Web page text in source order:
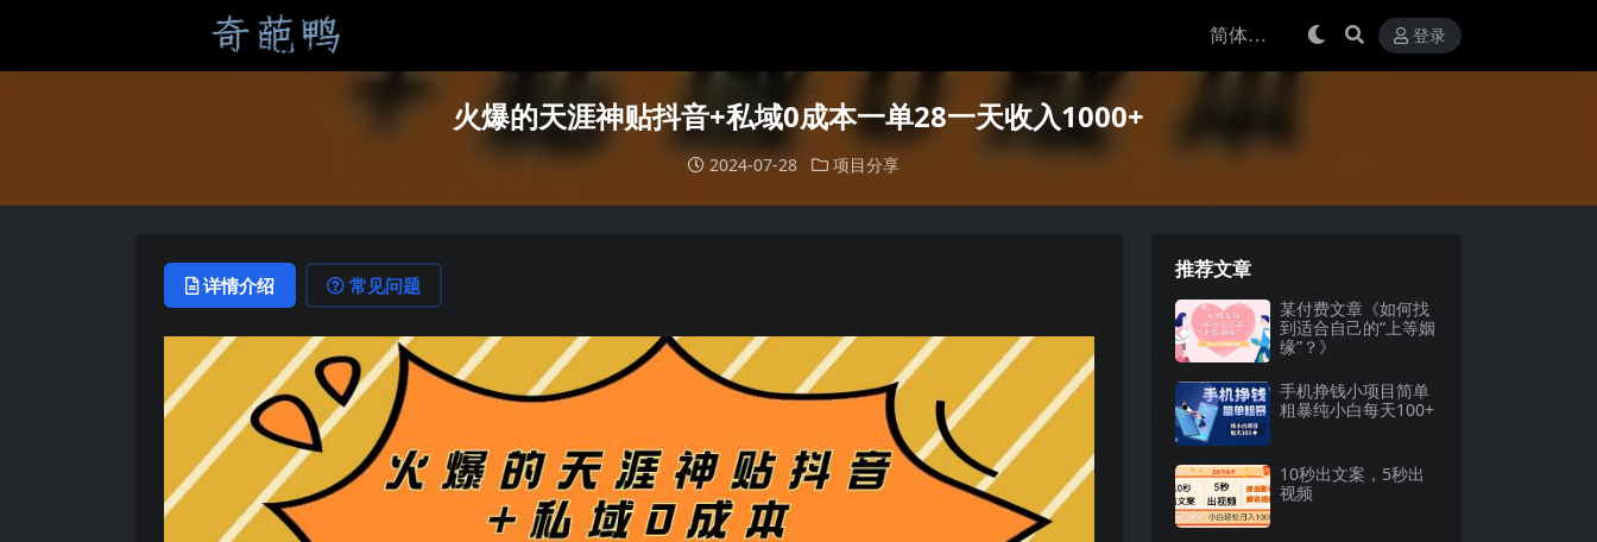
登录
火爆的天涯神贴抖音+私域0成本一单28一天收入1000+
2024-07-28 项目分享
详情介绍 常见问题
推荐文章
某付费文章《如何找
到适合自己的“上等姻
缘”？》
手机挣钱小项目简单
粗暴纯小白每天100+
10秒出文案，5秒出
视频